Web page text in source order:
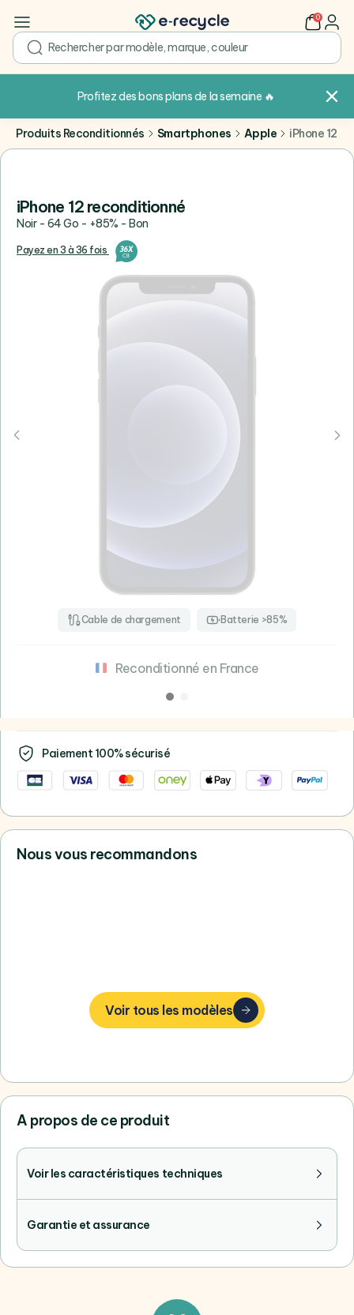
search
0 user
Profitez des bons plans de la semaine 🔥
Produits Reconditionnés Smartphones Apple iPhone 12
iPhone 12 reconditionné
Noir - 64 Go - +85% - Bon
Payez en 3 à 36 fois
Cable de chargement Batterie >85%
Reconditionné en France
Paiement 100% sécurisé
Nous vous recommandons
Voir tous les modèles
A propos de ce produit
Voir les caractéristiques techniques
Garantie et assurance